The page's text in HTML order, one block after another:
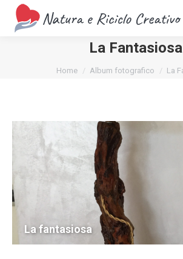
La Fantasiosa
Home Album fotografico La
La fantasiosa